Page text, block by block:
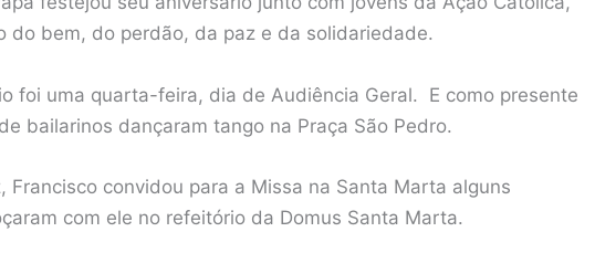
do bem, do perdão, da paz e da solidariedade.
foi uma quarta-feira, dia de Audiência Geral. E como presente
bailarinos dançaram tango na Praça São Pedro.
Francisco convidou para a Missa na Santa Marta alguns
com ele no refeitório da Domus Santa Marta.